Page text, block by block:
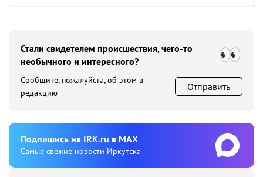
Стали свидетелем происшествия, чего-то
необычного и интересного?
Сообщите, пожалуйста, об этом в
редакцию
Отправить
Подпишиcь на IRK.ru в MAX
Cамые свежие новости Иркутска